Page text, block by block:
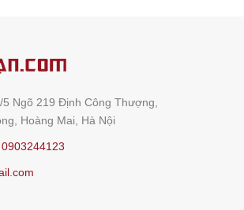
5 Ngõ 219 Định Công Thượng,
Hoàng Mai, Hà Nội
0903244123